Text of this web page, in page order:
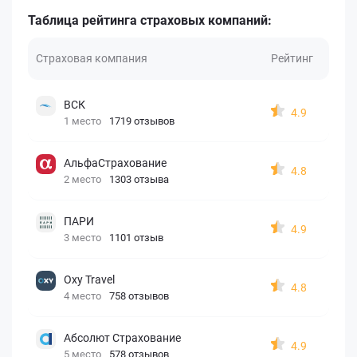
Таблица рейтинга страховых компаний:
Страховая компания Рейтинг
ВСК
1 место 1719 отзывов
4.9
АльфаСтрахование
2 место 1303 отзыва
4.8
ПАРИ
3 место 1101 отзыв
4.9
Oxy Travel
4 место 758 отзывов
4.8
Абсолют Страхование
5 место 578 отзывов
4.9